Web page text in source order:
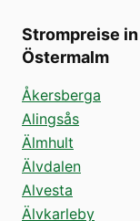
Strompreise
Östermalm
Åkersberga
Alingsås
Älmhult
Älvdalen
Alvesta
Älvkarleby